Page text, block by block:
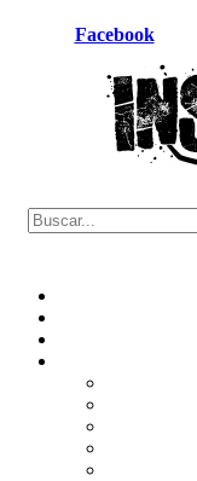
Facebook